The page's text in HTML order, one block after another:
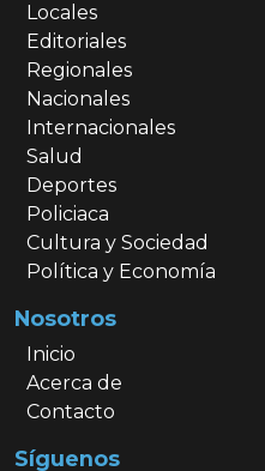
Locales
Editoriales
Regionales
Nacionales
Internacionales
Salud
Deportes
Policiaca
Cultura y Sociedad
Política y Economía
Nosotros
Inicio
Acerca de
Contacto
Síguenos